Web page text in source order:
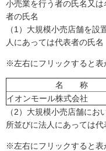
小売業を行う者の氏名又
者の氏名
（1）大規模小売店舗を
人にあっては代表者の氏名
※左右にフリックすると表
名 称
イオンモール株式会社
（2）大規模小売店舗に
所並びに法人にあっては代
※左右にフリックすると表